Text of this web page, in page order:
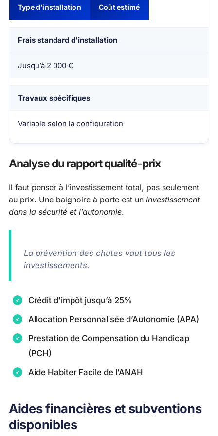
Type d’installation Coût estimé
Frais standard d’installation
Jusqu’à 2 000 €
Travaux spécifiques
Variable selon la configuration
Analyse du rapport qualité-prix
Il faut penser à l’investissement total, pas seulement
au prix. Une baignoire à porte est un investissement
dans la sécurité et l’autonomie.
La prévention des chutes vaut tous les
investissements.
Crédit d’impôt jusqu’à 25%
Allocation Personnalisée d’Autonomie (APA)
Prestation de Compensation du Handicap
(PCH)
Aide Habiter Facile de l’ANAH
Aides financières et subventions
disponibles